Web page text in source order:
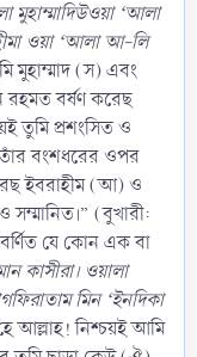
মুহাম্মাদিউওয়া ‘আলা
ওয়া ‘আলা আ-লি
মুহাম্মাদ (স) এবং
বর্ষণ করেছ
তুমি প্রশংসিত ও
তাঁর বংশধরের ওপর
ইবরাহীম (আ) ও
(বুখারী:
যে কোন এক বা
কাসীরা। ওয়ালা
মিন ‘ইনদিকা
আল্লাহ! নিশ্চয়ই আমি